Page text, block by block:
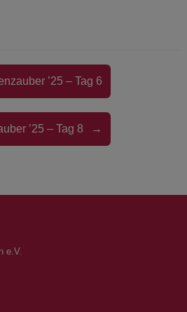
’25 – Tag 6
’25 – Tag 8 →
e.V.